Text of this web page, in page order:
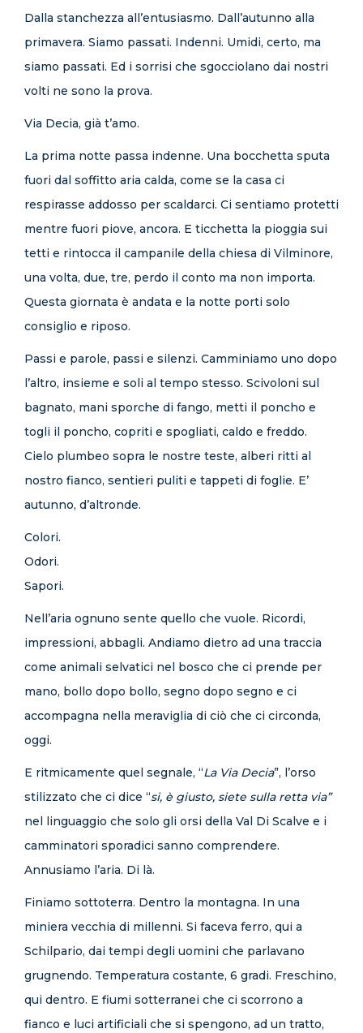
Dalla stanchezza all’entusiasmo. Dall’autunno alla
primavera. Siamo passati. Indenni. Umidi, certo, ma
siamo passati. Ed i sorrisi che sgocciolano dai nostri
volti ne sono la prova.
Via Decia, già t’amo.
La prima notte passa indenne. Una bocchetta sputa
fuori dal soffitto aria calda, come se la casa ci
respirasse addosso per scaldarci. Ci sentiamo protetti
mentre fuori piove, ancora. E ticchetta la pioggia sui
tetti e rintocca il campanile della chiesa di Vilminore,
una volta, due, tre, perdo il conto ma non importa.
Questa giornata è andata e la notte porti solo
consiglio e riposo.
Passi e parole, passi e silenzi. Camminiamo uno dopo
l’altro, insieme e soli al tempo stesso. Scivoloni sul
bagnato, mani sporche di fango, metti il poncho e
togli il poncho, copriti e spogliati, caldo e freddo.
Cielo plumbeo sopra le nostre teste, alberi ritti al
nostro fianco, sentieri puliti e tappeti di foglie. E’
autunno, d’altronde.
Colori.
Odori.
Sapori.
Nell’aria ognuno sente quello che vuole. Ricordi,
impressioni, abbagli. Andiamo dietro ad una traccia
come animali selvatici nel bosco che ci prende per
mano, bollo dopo bollo, segno dopo segno e ci
accompagna nella meraviglia di ciò che ci circonda,
oggi.
E ritmicamente quel segnale, “La Via Decia”, l’orso
stilizzato che ci dice “si, è giusto, siete sulla retta via”
nel linguaggio che solo gli orsi della Val Di Scalve e i
camminatori sporadici sanno comprendere.
Annusiamo l’aria. Di là.
Finiamo sottoterra. Dentro la montagna. In una
miniera vecchia di millenni. Si faceva ferro, qui a
Schilpario, dai tempi degli uomini che parlavano
grugnendo. Temperatura costante, 6 gradi. Freschino,
qui dentro. E fiumi sotterranei che ci scorrono a
fianco e luci artificiali che si spengono, ad un tratto,